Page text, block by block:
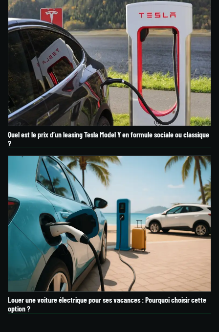
Quel est le prix d’un leasing Tesla Model Y en formule sociale ou classique
?
Louer une voiture électrique pour ses vacances : Pourquoi choisir cette
option ?